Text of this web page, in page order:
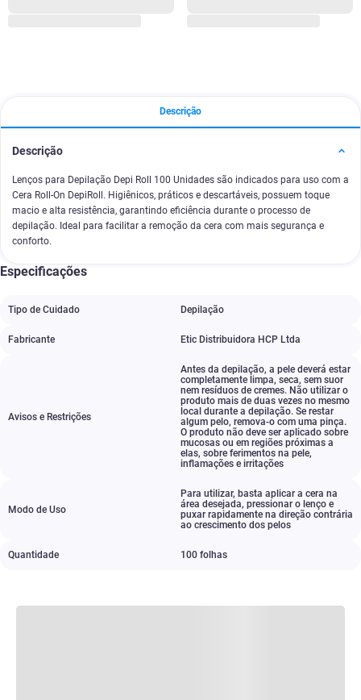
Descrição
Descrição
Lenços para Depilação Depi Roll 100 Unidades são indicados para uso com a
Cera Roll-On DepiRoll. Higiênicos, práticos e descartáveis, possuem toque
macio e alta resistência, garantindo eficiência durante o processo de
depilação. Ideal para facilitar a remoção da cera com mais segurança e
conforto.
Especificações
Tipo de Cuidado Depilação
Fabricante Etic Distribuidora HCP Ltda
Avisos e Restrições
Antes da depilação, a pele deverá estar
completamente limpa, seca, sem suor
nem resíduos de cremes. Não utilizar o
produto mais de duas vezes no mesmo
local durante a depilação. Se restar
algum pelo, remova-o com uma pinça.
O produto não deve ser aplicado sobre
mucosas ou em regiões próximas a
elas, sobre ferimentos na pele,
inflamações e irritações
Modo de Uso
Para utilizar, basta aplicar a cera na
área desejada, pressionar o lenço e
puxar rapidamente na direção contrária
ao crescimento dos pelos
Quantidade 100 folhas